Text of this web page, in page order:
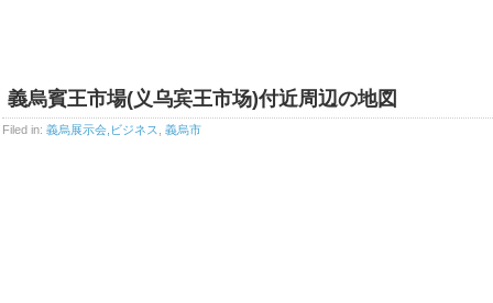
義烏賓王市場(义乌宾王市场)付近周辺の地図
Filed in: 義烏展示会,ビジネス 義烏市